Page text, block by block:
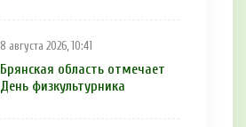
8 августа 2026, 10:41
Брянская область отмечает
День физкультурника